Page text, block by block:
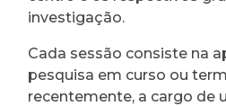
investigação.
Cada sessão consiste na
pesquisa em curso ou
recentemente, a cargo de